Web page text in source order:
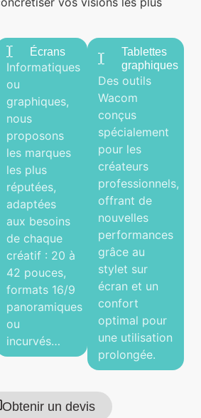
Écrans
Informatiques
ou
graphiques,
nous
proposons
les marques
les plus
réputées,
adaptées
aux besoins
de chaque
créatif : 20 à
42 pouces,
formats 16/9
panoramiques
ou
incurvés…
Tablettes
graphiques
Des outils
Wacom
conçus
spécialement
pour les
créateurs
professionnels,
offrant de
nouvelles
performances
grâce au
stylet sur
écran et un
confort
optimal pour
une utilisation
prolongée.
Obtenir un devis